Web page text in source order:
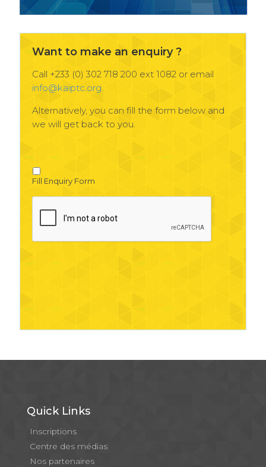
Want to make an enquiry ?
Call +233 (0) 302 718 200 ext 1082 or email
info@kaiptc.org
Alternatively, you can fill the form below and
we will get back to you.
Fill Enquiry Form
Quick Links
Inscriptions
Centre des médias
Nos partenaires